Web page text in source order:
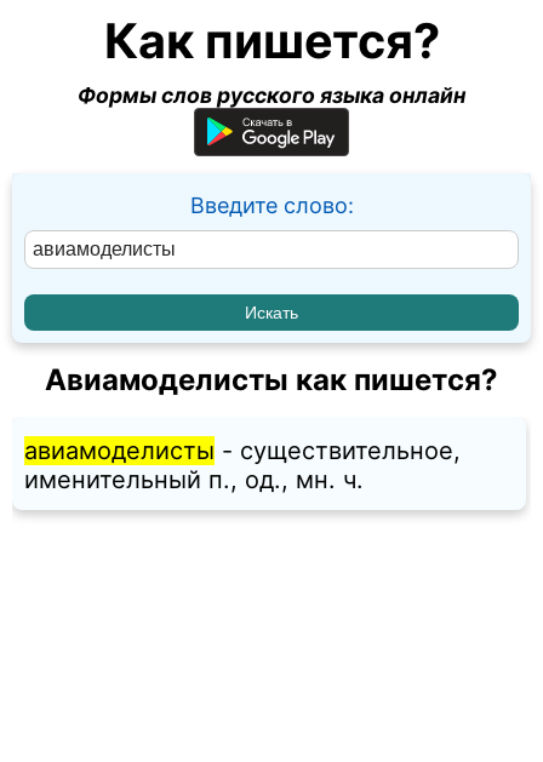
Как пишется?
Формы слов русского языка онлайн
Введите слово:
Авиамоделисты как пишется?
авиамоделисты - существительное,
именительный п., од., мн. ч.